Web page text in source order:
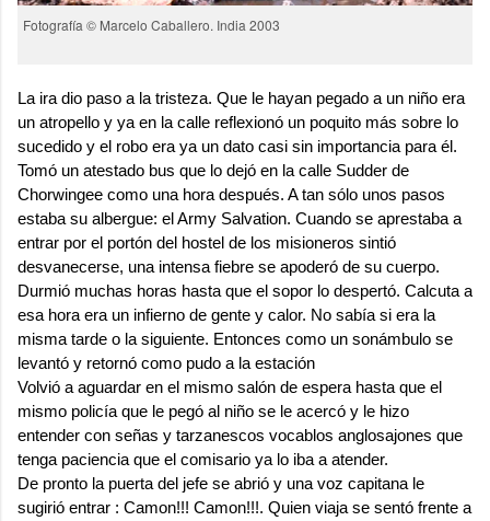
Fotografía © Marcelo Caballero. India 2003
La ira dio paso a la tristeza. Que le hayan pegado a un niño era
un atropello y ya en la calle reflexionó un poquito más sobre lo
sucedido y el robo era ya un dato casi sin importancia para él.
Tomó un atestado bus que lo dejó en la calle Sudder de
Chorwingee como una hora después. A tan sólo unos pasos
estaba su albergue: el Army Salvation. Cuando se aprestaba a
entrar por el portón del hostel de los misioneros sintió
desvanecerse, una intensa fiebre se apoderó de su cuerpo.
Durmió muchas horas hasta que el sopor lo despertó. Calcuta a
esa hora era un infierno de gente y calor. No sabía si era la
misma tarde o la siguiente. Entonces como un sonámbulo se
levantó y retornó como pudo a la estación
Volvió a aguardar en el mismo salón de espera hasta que el
mismo policía que le pegó al niño se le acercó y le hizo
entender con señas y tarzanescos vocablos anglosajones que
tenga paciencia que el comisario ya lo iba a atender.
De pronto la puerta del jefe se abrió y una voz capitana le
sugirió entrar : Camon!!! Camon!!!. Quien viaja se sentó frente a